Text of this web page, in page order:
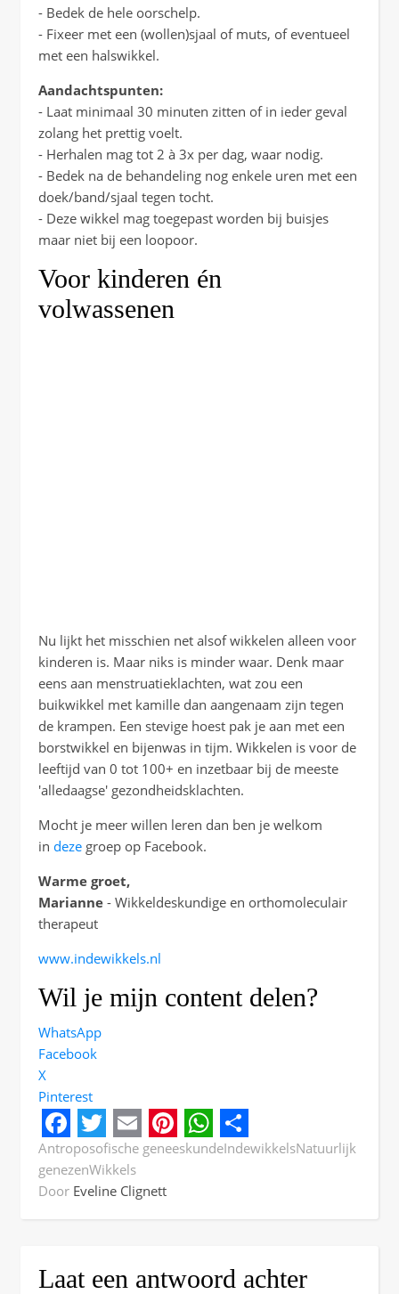
- Bedek de hele oorschelp.
- Fixeer met een (wollen)sjaal of muts, of eventueel
met een halswikkel.
Aandachtspunten:
- Laat minimaal 30 minuten zitten of in ieder geval
zolang het prettig voelt.
- Herhalen mag tot 2 à 3x per dag, waar nodig.
- Bedek na de behandeling nog enkele uren met een
doek/band/sjaal tegen tocht.
- Deze wikkel mag toegepast worden bij buisjes
maar niet bij een loopoor.
Voor kinderen én
volwassenen
Nu lijkt het misschien net alsof wikkelen alleen voor
kinderen is. Maar niks is minder waar. Denk maar
eens aan menstruatieklachten, wat zou een
buikwikkel met kamille dan aangenaam zijn tegen
de krampen. Een stevige hoest pak je aan met een
borstwikkel en bijenwas in tijm. Wikkelen is voor de
leeftijd van 0 tot 100+ en inzetbaar bij de meeste
'alledaagse' gezondheidsklachten.
Mocht je meer willen leren dan ben je welkom
in deze groep op Facebook.
Warme groet,
Marianne - Wikkeldeskundige en orthomoleculair
therapeut
www.indewikkels.nl
Wil je mijn content delen?
WhatsApp
Facebook
X
Pinterest
Facebook
Twitter
EmailPinterest
WhatsApp
Share
Antroposofische geneeskundeIndewikkelsNatuurlijk
genezenWikkels
Door Eveline Clignett
Laat een antwoord achter